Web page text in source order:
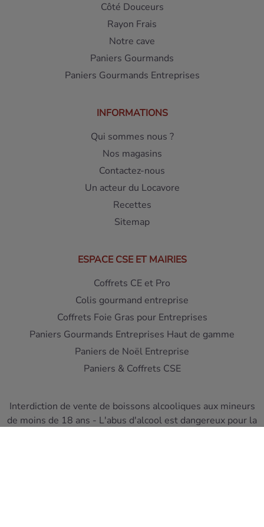
Côté Douceurs
Rayon Frais
Notre cave
Paniers Gourmands
Paniers Gourmands Entreprises
INFORMATIONS
Qui sommes nous ?
Nos magasins
Contactez-nous
Un acteur du Locavore
Recettes
Sitemap
ESPACE CSE ET MAIRIES
Coffrets CE et Pro
Colis gourmand entreprise
Coffrets Foie Gras pour Entreprises
Paniers Gourmands Entreprises Haut de gamme
Paniers de Noël Entreprise
Paniers & Coffrets CSE
Interdiction de vente de boissons alcooliques aux mineurs
de moins de 18 ans - L'abus d'alcool est dangereux pour la